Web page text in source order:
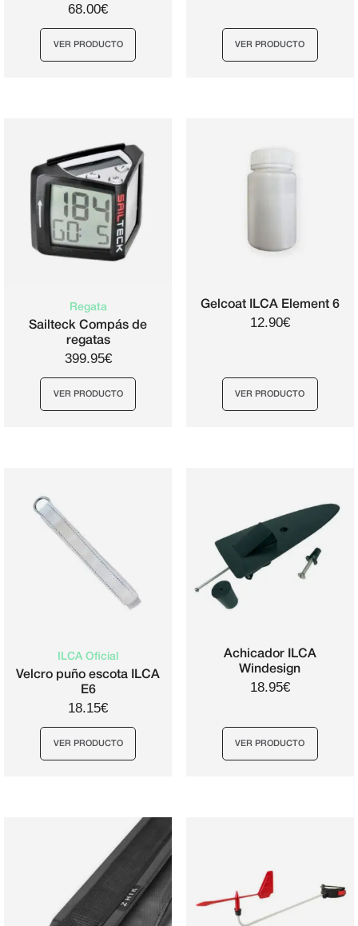
68.00€
VER PRODUCTO VER PRODUCTO
Regata
Sailteck Compás de
regatas
399.95€
VER PRODUCTO
Gelcoat ILCA Element 6
12.90€
VER PRODUCTO
ILCA Oficial
Velcro puño escota ILCA
E6
18.15€
VER PRODUCTO
Achicador ILCA
Windesign
18.95€
VER PRODUCTO